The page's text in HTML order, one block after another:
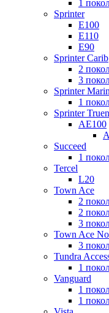
1
Sprinter
E100
E110
E90
Sprinter Carib
2
3
Sprinter
1
Sprinter
AE100
Succeed
1
Tercel
L20
Town Ace
2
2
3
Town Ace
3
Tundra
1
Vanguard
1
1